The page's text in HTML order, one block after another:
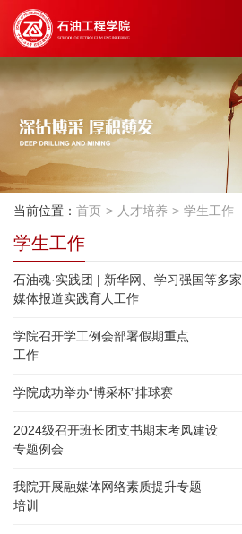
当前位置： 首页 人才培养 学生工作
学生工作
石油魂·实践团 | 新华网、学习强国等多家
媒体报道实践育人工作
学院召开学工例会部署假期重点
工作
学院成功举办“博采杯”排球赛
2024级召开班长团支书期末考风建设
专题例会
我院开展融媒体网络素质提升专题
培训